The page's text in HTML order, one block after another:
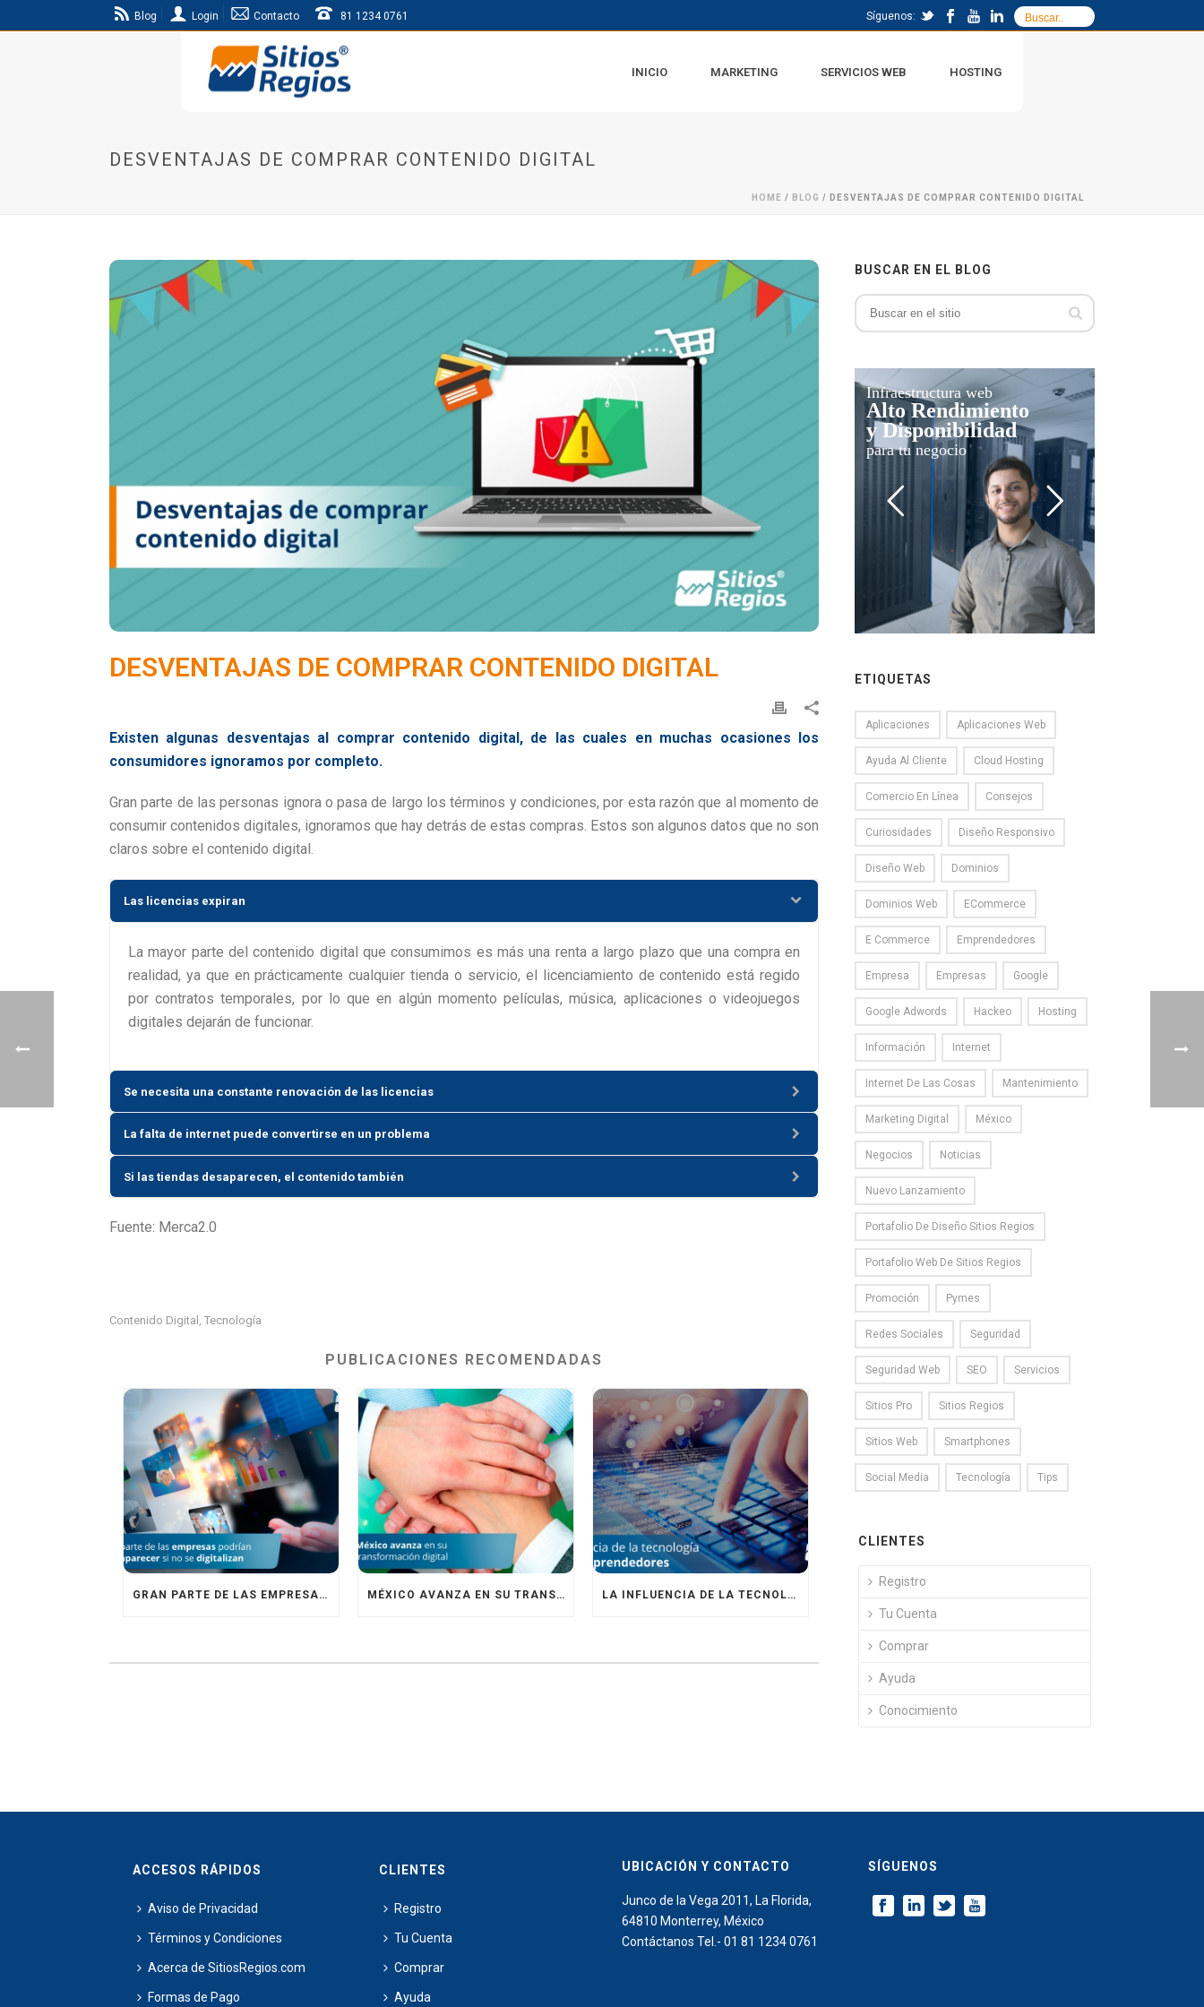
Blog Login Contacto 81 1234 0761 Síguenos:
INICIO MARKETING SERVICIOS WEB HOSTING
DESVENTAJAS DE COMPRAR CONTENIDO DIGITAL
HOME / BLOG / DESVENTAJAS DE COMPRAR CONTENIDO DIGITAL
DESVENTAJAS DE COMPRAR CONTENIDO DIGITAL
Existen algunas desventajas al comprar contenido digital, de las cuales en muchas ocasiones los
consumidores ignoramos por completo.
Gran parte de las personas ignora o pasa de largo los términos y condiciones, por esta razón que al momento de
consumir contenidos digitales, ignoramos que hay detrás de estas compras. Estos son algunos datos que no son
claros sobre el contenido digital.
Las licencias expiran
La mayor parte del contenido digital que consumimos es más una renta a largo plazo que una compra en
realidad, ya que en prácticamente cualquier tienda o servicio, el licenciamiento de contenido está regido
por contratos temporales, por lo que en algún momento películas, música, aplicaciones o videojuegos
digitales dejarán de funcionar.
Se necesita una constante renovación de las licencias
La falta de internet puede convertirse en un problema
Si las tiendas desaparecen, el contenido también
Fuente: Merca2.0
Contenido Digital , Tecnología
PUBLICACIONES RECOMENDADAS
GRAN PARTE DE LAS EMPRESAS PODRÍAN DESAPARECER SINO SE DIGITALIZAN MÉXICO AVANZA EN SU TRANSFORMACIÓN DIGITAL LA INFLUENCIA DE LA TECNOLOGÍA EN LOS EMPRENDEDORES
BUSCAR EN EL BLOG
Infraestructura web
Alto Rendimiento
y Disponibilidad
para tu negocio
ETIQUETAS
Aplicaciones Aplicaciones Web
Ayuda Al Cliente Cloud Hosting
Comercio En Línea Consejos
Curiosidades Diseño Responsivo
Diseño Web Dominios
Dominios Web ECommerce
E Commerce Emprendedores
Empresa Empresas Google
Google Adwords Hackeo Hosting
Información Internet
Internet De Las Cosas Mantenimiento
Marketing Digital México
Negocios Noticias
Nuevo Lanzamiento
Portafolio De Diseño Sitios Regios
Portafolio Web De Sitios Regios
Promoción Pymes
Redes Sociales Seguridad
Seguridad Web SEO Servicios
Sitios Pro Sitios Regios
Sitios Web Smartphones
Social Media Tecnología Tips
CLIENTES
Registro
Tu Cuenta
Comprar
Ayuda
Conocimiento
ACCESOS RÁPIDOS
Aviso de Privacidad
Términos y Condiciones
Acerca de SitiosRegios.com
Formas de Pago
CLIENTES
Registro
Tu Cuenta
Comprar
Ayuda
UBICACIÓN Y CONTACTO
Junco de la Vega 2011, La Florida,
64810 Monterrey, México
Contáctanos Tel.- 01 81 1234 0761
SÍGUENOS